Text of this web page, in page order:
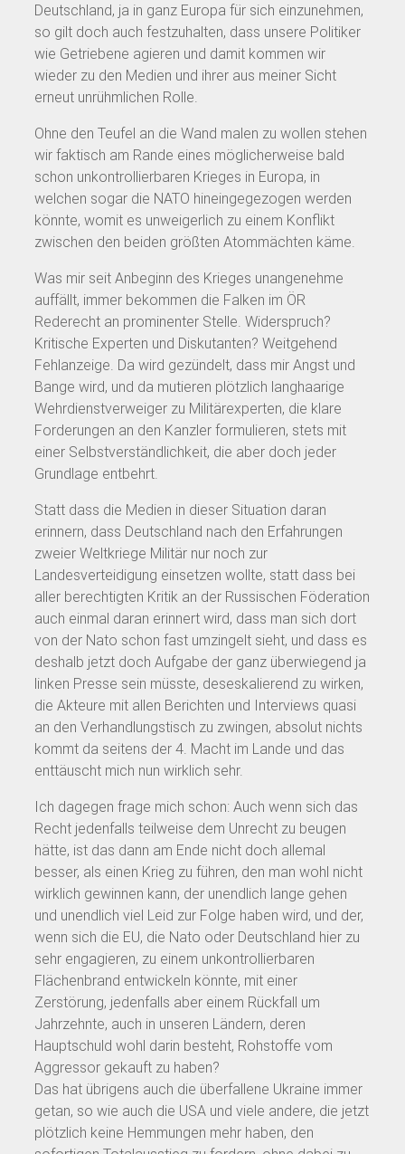
Deutschland, ja in ganz Europa für sich einzunehmen,
so gilt doch auch festzuhalten, dass unsere Politiker
wie Getriebene agieren und damit kommen wir
wieder zu den Medien und ihrer aus meiner Sicht
erneut unrühmlichen Rolle.
Ohne den Teufel an die Wand malen zu wollen stehen
wir faktisch am Rande eines möglicherweise bald
schon unkontrollierbaren Krieges in Europa, in
welchen sogar die NATO hineingegezogen werden
könnte, womit es unweigerlich zu einem Konflikt
zwischen den beiden größten Atommächten käme.
Was mir seit Anbeginn des Krieges unangenehme
auffällt, immer bekommen die Falken im ÖR
Rederecht an prominenter Stelle. Widerspruch?
Kritische Experten und Diskutanten? Weitgehend
Fehlanzeige. Da wird gezündelt, dass mir Angst und
Bange wird, und da mutieren plötzlich langhaarige
Wehrdienstverweiger zu Militärexperten, die klare
Forderungen an den Kanzler formulieren, stets mit
einer Selbstverständlichkeit, die aber doch jeder
Grundlage entbehrt.
Statt dass die Medien in dieser Situation daran
erinnern, dass Deutschland nach den Erfahrungen
zweier Weltkriege Militär nur noch zur
Landesverteidigung einsetzen wollte, statt dass bei
aller berechtigten Kritik an der Russischen Föderation
auch einmal daran erinnert wird, dass man sich dort
von der Nato schon fast umzingelt sieht, und dass es
deshalb jetzt doch Aufgabe der ganz überwiegend ja
linken Presse sein müsste, deseskalierend zu wirken,
die Akteure mit allen Berichten und Interviews quasi
an den Verhandlungstisch zu zwingen, absolut nichts
kommt da seitens der 4. Macht im Lande und das
enttäuscht mich nun wirklich sehr.
Ich dagegen frage mich schon: Auch wenn sich das
Recht jedenfalls teilweise dem Unrecht zu beugen
hätte, ist das dann am Ende nicht doch allemal
besser, als einen Krieg zu führen, den man wohl nicht
wirklich gewinnen kann, der unendlich lange gehen
und unendlich viel Leid zur Folge haben wird, und der,
wenn sich die EU, die Nato oder Deutschland hier zu
sehr engagieren, zu einem unkontrollierbaren
Flächenbrand entwickeln könnte, mit einer
Zerstörung, jedenfalls aber einem Rückfall um
Jahrzehnte, auch in unseren Ländern, deren
Hauptschuld wohl darin besteht, Rohstoffe vom
Aggressor gekauft zu haben?
Das hat übrigens auch die überfallene Ukraine immer
getan, so wie auch die USA und viele andere, die jetzt
plötzlich keine Hemmungen mehr haben, den